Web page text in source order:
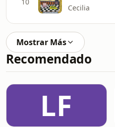
Cecilia
Mostrar Más
Recomendado
LF